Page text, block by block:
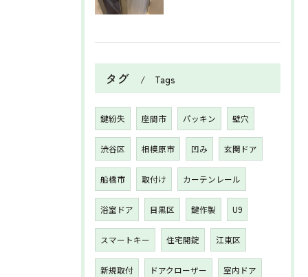
タグ Tags
鍵紛失 座間市 パッキン 壁穴
渋谷区 相模原市 凹み 玄関ドア
船橋市 取付け カーテンレール
浴室ドア 目黒区 鍵作製 U9
スマートキー 住宅開錠 江東区
新規取付 ドアクローザー 室内ドア